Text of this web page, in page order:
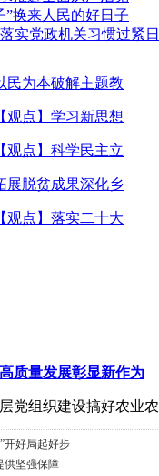
”换来人民的好日子
实党政机关习惯过紧
民为本破解主题教
【观点】学习新思想
【观点】科学民主立
展脱贫成果深化乡
【观点】落实二十大
质量发展彰显新作为
党组织建设搞好农业
开好局起好步
供坚强保障